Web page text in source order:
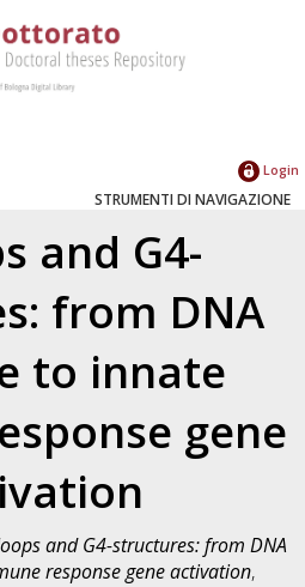
Login
STRUMENTI DI NAVIGAZIONE
and G4-
from DNA
to innate
gene
and G4-structures: from DNA
response gene activation,